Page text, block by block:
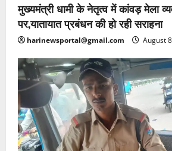
मुख्यमंत्री धामी के नेतृत्व में कांवड़ मेला
पर,यातायात प्रबंधन की हो रही सराहना
harinewsportal@gmail.com August